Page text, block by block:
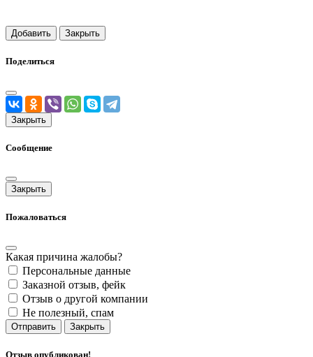
Добавить Закрыть
Поделиться
Закрыть
Сообщение
Закрыть
Пожаловаться
Какая причина жалобы?
Персональные данные
Заказной отзыв, фейк
Отзыв о другой компании
Не полезный, спам
Отправить Закрыть
Отзыв опубликован!